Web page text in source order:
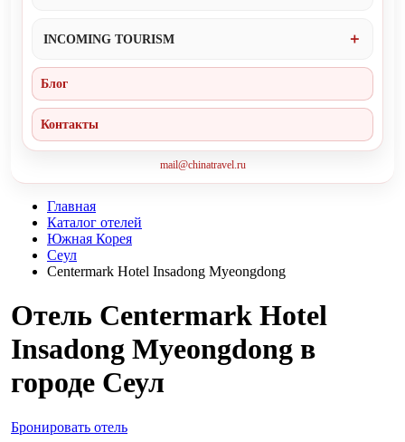
INCOMING TOURISM
Блог
Контакты
mail@chinatravel.ru
Главная
Каталог отелей
Южная Корея
Сеул
Centermark Hotel Insadong Myeongdong
Отель Centermark Hotel
Insadong Myeongdong в
городе Сеул
Бронировать отель